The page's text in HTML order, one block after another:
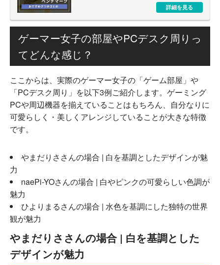
詳細を見る
ゲーマー女子の部屋やPCデスク周りっ
てどんな感じ？
ここからは、実際のゲーマー女子の「ゲーム部屋」や
「PCデスク周り」を以下3例ご紹介します。ゲーミング
PCや周辺機器を揃えていることはもちろん、自分なりに
可愛らしく・美しくアレンジしていることが大きな特徴
です。
やまだりささんの場合 | 白を基調としたデザインが魅
力
naePi-YOさんの場合 | 白やピンクの可愛らしい色調が
魅力
ひよりまるさんの場合 | 水色を基調にした独特の世界
観が魅力
やまだりささんの場合 | 白を基調とした
デザインが魅力